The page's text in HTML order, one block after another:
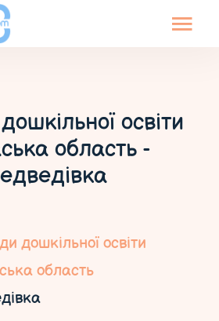
освіти
область -
дошкільної освіти
область